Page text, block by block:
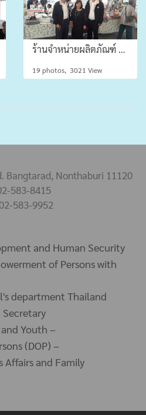
ร้านจำหน่ายผลิตภัณฑ์ จ.สมุทรปราการ
19 photos, 3021 View
Bangtarad, Nonthaburi 11120
583-8415
583-9952
and Human Security
of Persons with
department Thailand
Youth –
(DOP) –
Affairs and Family